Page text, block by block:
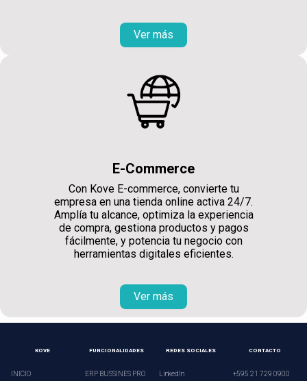
Ver más
E-Commerce
Con Kove E-commerce, convierte tu
empresa en una tienda online activa 24/7.
Amplía tu alcance, optimiza la experiencia
de compra, gestiona productos y pagos
fácilmente, y potencia tu negocio con
herramientas digitales eficientes.
Ver más
KOVE
INICIO
FUNCIONALIDADES
ERP BUSSINES PRO
REDES SOCIALES
LinkedIn
CONTACTO
+595 21 729 0900